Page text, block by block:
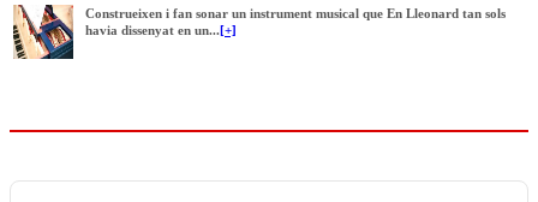
Construeixen i fan sonar un instrument musical que En Lleonard tan sols
havia dissenyat en un... [+]